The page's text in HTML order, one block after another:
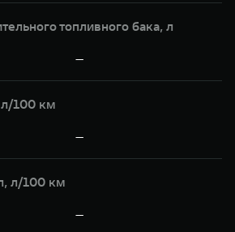
топливного бака, л
—
л/100 км
—
л/100 км
—